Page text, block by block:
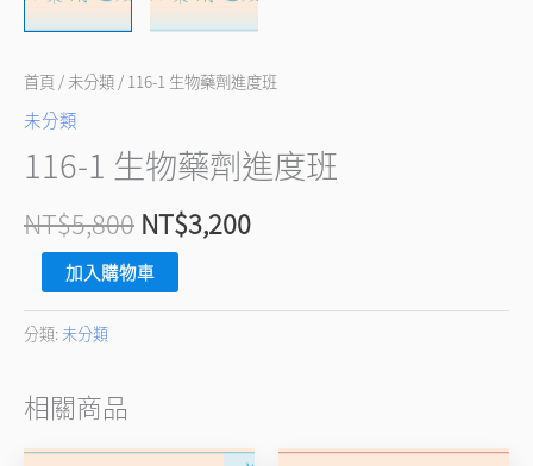
首頁 / 未分類 / 116-1 生物藥劑進度班
未分類
116-1 生物藥劑進度班
NT$5,800 NT$3,200
加入購物車
分類: 未分類
相關商品